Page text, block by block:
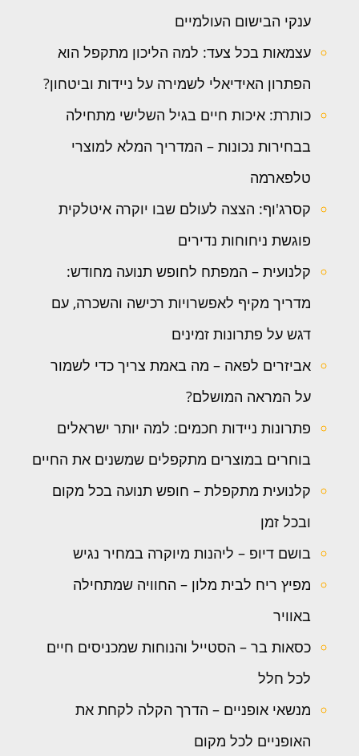
ענקי הבישום העולמיים
עצמאות בכל צעד: למה הליכון מתקפל הוא
הפתרון האידיאלי לשמירה על ניידות וביטחון?
כותרת: איכות חיים בגיל השלישי מתחילה
בבחירות נכונות – המדריך המלא למוצרי
טלפארמה
קסרג'וף: הצצה לעולם שבו יוקרה איטלקית
פוגשת ניחוחות נדירים
קלנועית – המפתח לחופש תנועה מחודש:
מדריך מקיף לאפשרויות רכישה והשכרה, עם
דגש על פתרונות זמינים
אביזרים לפאה – מה באמת צריך כדי לשמור
על המראה המושלם?
פתרונות ניידות חכמים: למה יותר ישראלים
בוחרים במוצרים מתקפלים שמשנים את החיים
קלנועית מתקפלת – חופש תנועה בכל מקום
ובכל זמן
בושם דיופ – ליהנות מיוקרה במחיר נגיש
מפיץ ריח לבית מלון – החוויה שמתחילה
באוויר
כסאות בר – הסטייל והנוחות שמכניסים חיים
לכל חלל
מנשאי אופניים – הדרך הקלה לקחת את
האופניים לכל מקום